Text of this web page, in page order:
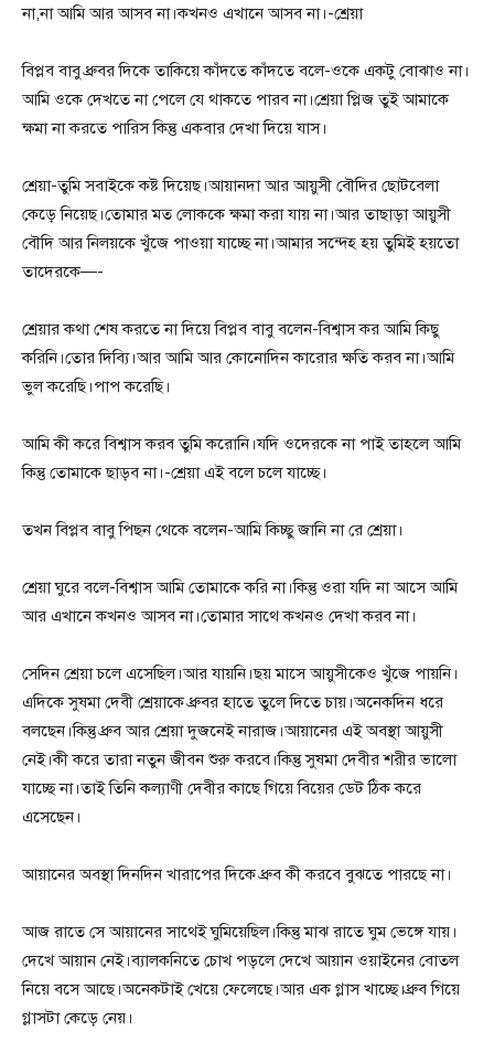
না,না আমি আর আসব না।কখনও এখানে আসব না।-শ্রেয়া
বিপ্লব বাবু ধ্রুবর দিকে তাকিয়ে কাঁদতে কাঁদতে বলে-ওকে একটু বোঝাও না।
আমি ওকে দেখতে না পেলে যে থাকতে পারব না।শ্রেয়া প্লিজ তুই আমাকে
ক্ষমা না করতে পারিস কিন্তু একবার দেখা দিয়ে যাস।
শ্রেয়া-তুমি সবাইকে কষ্ট দিয়েছ।আয়ানদা আর আয়ুসী বৌদির ছোটবেলা
কেড়ে নিয়েছ।তোমার মত লোককে ক্ষমা করা যায় না।আর তাছাড়া আয়ুসী
বৌদি আর নিলয়কে খুঁজে পাওয়া যাচ্ছে না।আমার সন্দেহ হয় তুমিই হয়তো
তাদেরকে—-
শ্রেয়ার কথা শেষ করতে না দিয়ে বিপ্লব বাবু বলেন-বিশ্বাস কর আমি কিছু
করিনি।তোর দিব্যি।আর আমি আর কোনোদিন কারোর ক্ষতি করব না।আমি
ভুল করেছি।পাপ করেছি।
আমি কী করে বিশ্বাস করব তুমি করোনি।যদি ওদেরকে না পাই তাহলে আমি
কিন্তু তোমাকে ছাড়ব না।-শ্রেয়া এই বলে চলে যাচ্ছে।
তখন বিপ্লব বাবু পিছন থেকে বলেন-আমি কিচ্ছু জানি না রে শ্রেয়া।
শ্রেয়া ঘুরে বলে-বিশ্বাস আমি তোমাকে করি না।কিন্তু ওরা যদি না আসে আমি
আর এখানে কখনও আসব না।তোমার সাথে কখনও দেখা করব না।
সেদিন শ্রেয়া চলে এসেছিল।আর যায়নি।ছয় মাসে আয়ুসীকেও খুঁজে পায়নি।
এদিকে সুষমা দেবী শ্রেয়াকে ধ্রুবর হাতে তুলে দিতে চায়।অনেকদিন ধরে
বলছেন।কিন্তু ধ্রুব আর শ্রেয়া দুজনেই নারাজ।আয়ানের এই অবস্থা আয়ুসী
নেই।কী করে তারা নতুন জীবন শুরু করবে।কিন্তু সুষমা দেবীর শরীর ভালো
যাচ্ছে না।তাই তিনি কল্যাণী দেবীর কাছে গিয়ে বিয়ের ডেট ঠিক করে
এসেছেন।
আয়ানের অবস্থা দিনদিন খারাপের দিকে ধ্রুব কী করবে বুঝতে পারছে না।
আজ রাতে সে আয়ানের সাথেই ঘুমিয়েছিল।কিন্তু মাঝ রাতে ঘুম ভেঙ্গে যায়।
দেখে আয়ান নেই।ব্যালকনিতে চোখ পড়লে দেখে আয়ান ওয়াইনের বোতল
নিয়ে বসে আছে।অনেকটাই খেয়ে ফেলেছে।আর এক গ্লাস খাচ্ছে।ধ্রুব গিয়ে
গ্লাসটা কেড়ে নেয়।